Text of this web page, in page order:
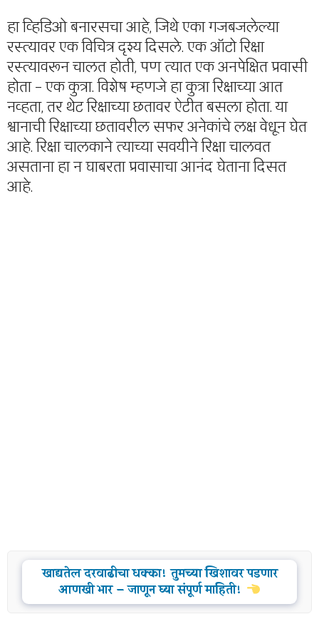
हा व्हिडिओ बनारसचा आहे, जिथे एका गजबजलेल्या
रस्त्यावर एक विचित्र दृश्य दिसले. एक ऑटो रिक्षा
रस्त्यावरून चालत होती, पण त्यात एक अनपेक्षित प्रवासी
होता – एक कुत्रा. विशेष म्हणजे हा कुत्रा रिक्षाच्या आत
नव्हता, तर थेट रिक्षाच्या छतावर ऐटीत बसला होता. या
श्वानाची रिक्षाच्या छतावरील सफर अनेकांचे लक्ष वेधून घेत
आहे. रिक्षा चालकाने त्याच्या सवयीने रिक्षा चालवत
असताना हा न घाबरता प्रवासाचा आनंद घेताना दिसत
आहे.
खाद्यतेल दरवाढीचा धक्का! तुमच्या खिशावर पडणार
आणखी भार – जाणून घ्या संपूर्ण माहिती!